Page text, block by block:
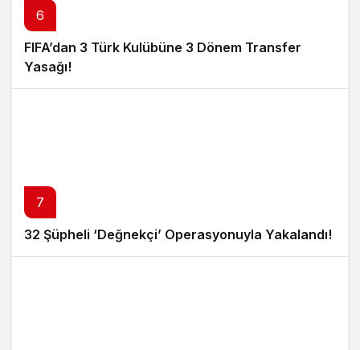
6
FIFA’dan 3 Türk Kulübüne 3 Dönem Transfer
Yasağı!
7
32 Şüpheli ‘Değnekçi’ Operasyonuyla Yakalandı!